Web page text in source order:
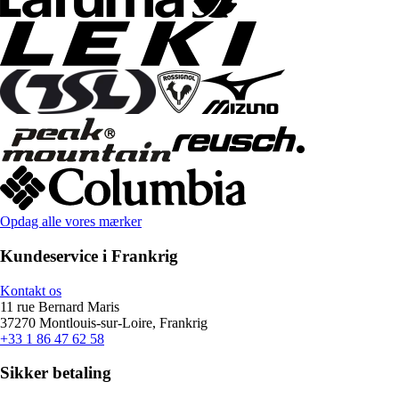
Opdag alle vores mærker
Kundeservice i Frankrig
Kontakt os
11 rue Bernard Maris
37270 Montlouis-sur-Loire, Frankrig
+33 1 86 47 62 58
Sikker betaling